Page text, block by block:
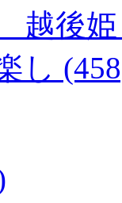
越後姫
し